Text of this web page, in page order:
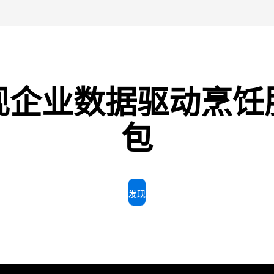
企业数据驱动烹饪
包
发现